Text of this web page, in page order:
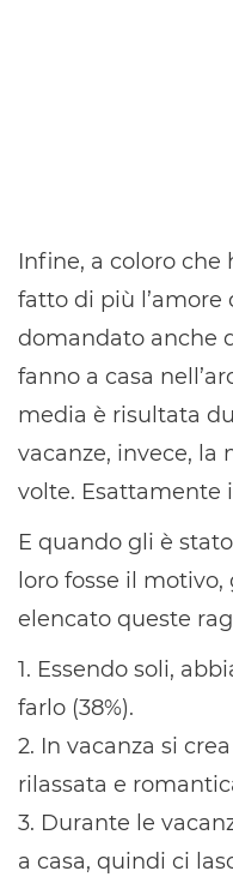
Infine, a coloro
fatto di più l’amore
domandato anche
fanno a casa
media è risultata
vacanze, invece, la
volte. Esattamente
E quando gli è
loro fosse il
elencato queste
1. Essendo soli,
farlo (38%).
2. In vacanza si
rilassata e
3. Durante le
a casa, quindi ci